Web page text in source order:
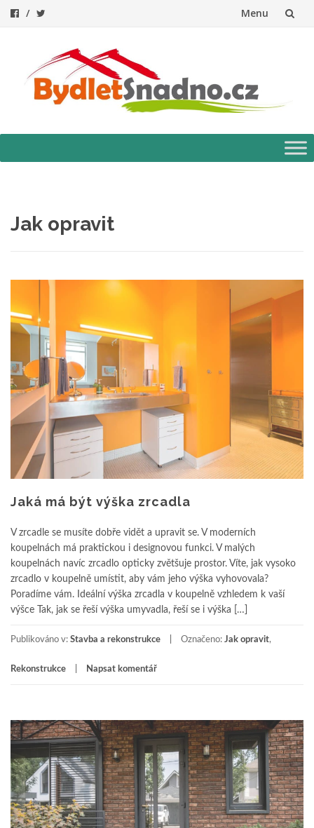
Menu
obsah
Jak opravit
Jaká má být výška zrcadla
V zrcadle se musíte dobře vidět a upravit se. V moderních
koupelnách má praktickou i designovou funkci. V malých
koupelnách navíc zrcadlo opticky zvětšuje prostor. Víte, jak vysoko
zrcadlo v koupelně umístit, aby vám jeho výška vyhovovala?
Poradíme vám. Ideální výška zrcadla v koupelně vzhledem k vaší
výšce Tak, jak se řeší výška umyvadla, řeší se i výška […]
Publikováno v: Stavba a rekonstrukce Označeno: Jak opravit,
Rekonstrukce Napsat komentář